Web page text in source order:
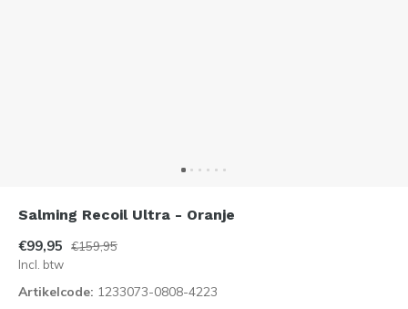
Salming Recoil Ultra - Oranje
€99,95
€159,95
Incl. btw
Artikelcode: 1233073-0808-4223